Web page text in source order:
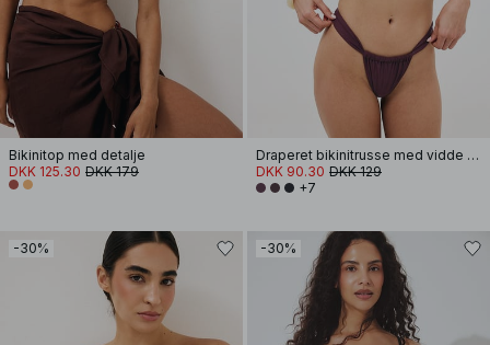
Bikinitop med detalje
DKK 125.30 DKK 179
Draperet bikinitrusse med vidde stropper
DKK 90.30 DKK 129
+7
-30% -30%